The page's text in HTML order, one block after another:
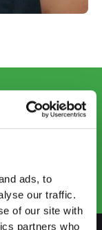
ads, to
our traffic.
of our site with
partners who